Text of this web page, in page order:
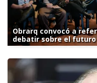
Obrarq convocó a
debatir sobre el